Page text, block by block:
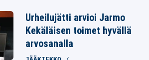
Urheilujätti arvioi Jarmo
Kekäläisen toimet hyvällä
arvosanalla